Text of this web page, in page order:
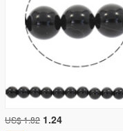
US$ 1.82 1.24